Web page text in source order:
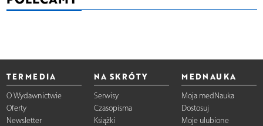
TERMEDIA
O Wydawnictwie
Oferty
Newsletter
NA SKRÓTY
Serwisy
Czasopisma
Książki
MEDNAUKA
Moja medNauka
Dostosuj
Moje ulubione